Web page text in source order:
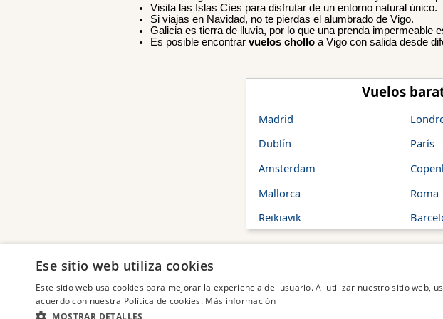
Visita las Islas Cíes para disfrutar de un entorno natural único.
Si viajas en Navidad, no te pierdas el alumbrado de Vigo.
Galicia es tierra de lluvia, por lo que una prenda impermeable
Es posible encontrar vuelos cholloa Vigo con salida desde
Vuelos
Madrid
Dublín
Amsterdam
Mallorca
Reikiavik
París
Roma
VuelosChollo.comes uncomparador de vuelosy un buscador de chollos, no una
hacen directamente desde la página de la aerolínea seleccionada o desde la web de
Ese sitio web utiliza cookies
Este sitio web usa cookies para mejorar la experiencia del usuario. Al utilizar nuestro sitio web,
acuerdo con nuestra Política de cookies. Más información
MOSTRAR DETALLES